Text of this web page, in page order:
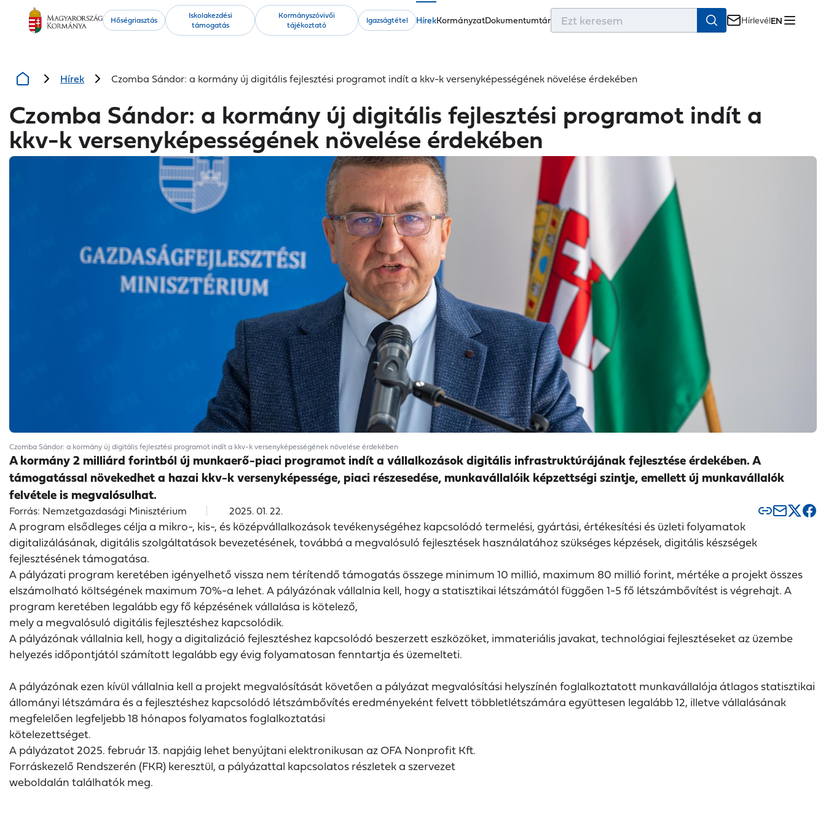
Kiemelt
tartalmak
Hőségriasztás
Iskolakezdési
támogatás
Kormányszóvivői
tájékoztató
Igazságtétel
Fő
HírekKormányzatDokumentumtár HírlevélEN
Hírek Czomba Sándor: a kormány új digitális fejlesztési programot indít a kkv-k versenyképességének növelése érdekében
Czomba Sándor: a kormány új digitális fejlesztési programot indít a
kkv-k versenyképességének növelése érdekében
Czomba Sándor: a kormány új digitális fejlesztési programot indít a kkv-k versenyképességének növelése érdekében
A kormány 2 milliárd forintból új munkaerő-piaci programot indít a vállalkozások digitális infrastruktúrájának fejlesztése érdekében. A
támogatással növekedhet a hazai kkv-k versenyképessége, piaci részesedése, munkavállalóik képzettségi szintje, emellett új munkavállalók
felvétele is megvalósulhat.
Forrás: Nemzetgazdasági Minisztérium 2025. 01. 22.
A program elsődleges célja a mikro-, kis-, és középvállalkozások tevékenységéhez kapcsolódó termelési, gyártási, értékesítési és üzleti folyamatok
digitalizálásának, digitális szolgáltatások bevezetésének, továbbá a megvalósuló fejlesztések használatához szükséges képzések, digitális készségek
fejlesztésének támogatása.
A pályázati program keretében igényelhető vissza nem térítendő támogatás összege minimum 10 millió, maximum 80 millió forint, mértéke a projekt összes
elszámolható költségének maximum 70%-a lehet. A pályázónak vállalnia kell, hogy a statisztikai létszámától függően 1-5 fő létszámbővítést is végrehajt. A
program keretében legalább egy fő képzésének vállalása is kötelező,
mely a megvalósuló digitális fejlesztéshez kapcsolódik.
A pályázónak vállalnia kell, hogy a digitalizáció fejlesztéshez kapcsolódó beszerzett eszközöket, immateriális javakat, technológiai fejlesztéseket az üzembe
helyezés időpontjától számított legalább egy évig folyamatosan fenntartja és üzemelteti.
A pályázónak ezen kívül vállalnia kell a projekt megvalósítását követően a pályázat megvalósítási helyszínén foglalkoztatott munkavállalója átlagos statisztikai
állományi létszámára és a fejlesztéshez kapcsolódó létszámbővítés eredményeként felvett többletlétszámára együttesen legalább 12, illetve vállalásának
megfelelően legfeljebb 18 hónapos folyamatos foglalkoztatási
kötelezettséget.
A pályázatot 2025. február 13. napjáig lehet benyújtani elektronikusan az OFA Nonprofit Kft.
Forráskezelő Rendszerén (FKR) keresztül, a pályázattal kapcsolatos részletek a szervezet
weboldalán találhatók meg.